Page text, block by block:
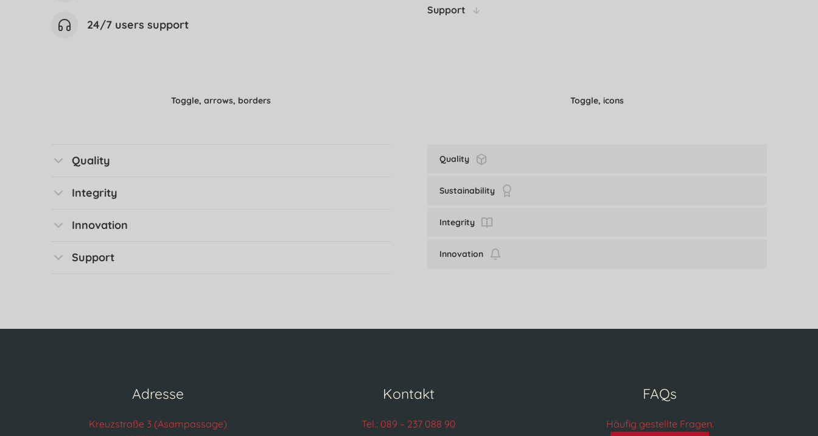
24/7 users support
Support
Toggle, arrows, borders
Quality
Integrity
Innovation
Support
Toggle, icons
Quality
Sustainability
Integrity
Innovation
Adresse
Kreuzstraße 3 (Asampassage)
Kontakt
Tel.: 089 – 237 088 90
FAQs
Häufig gestellte Fragen.